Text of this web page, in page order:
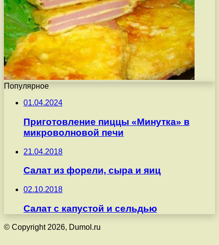
Популярное
01.04.2024
Приготовление пиццы «Минутка» в
микроволновой печи
21.04.2018
Салат из форели, сыра и яиц
02.10.2018
Салат с капустой и сельдью
© Copyright 2026, Dumol.ru